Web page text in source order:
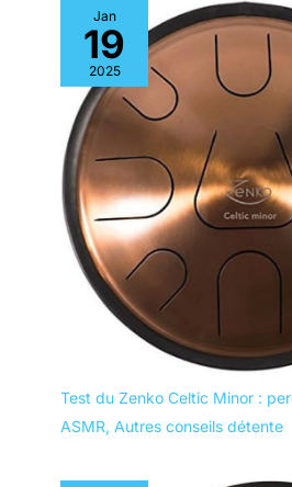
Jan
19
2025
Test du Zenko Celtic Minor :
ASMR, Autres conseils détente